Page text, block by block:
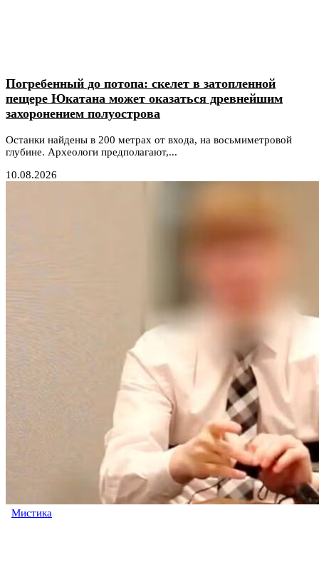
Погребенный до потопа: скелет в затопленной
пещере Юкатана может оказаться древнейшим
захоронением полуострова
Останки найдены в 200 метрах от входа, на восьмиметровой
глубине. Археологи предполагают,...
10.08.2026
Мистика